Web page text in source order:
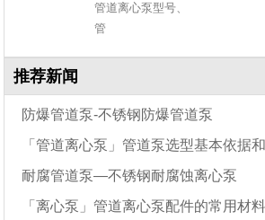
管道离心泵型号、
管
推荐新闻
防爆管道泵-不锈钢防爆管道泵
「管道离心泵」管道泵选型基本依据
耐腐管道泵—不锈钢耐腐蚀离心泵
「离心泵」管道离心泵配件的常用材料